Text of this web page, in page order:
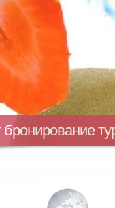
бронирование